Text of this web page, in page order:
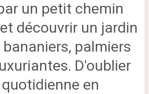
un petit chemin
découvrir un jardin
palmiers
D'oublier
en